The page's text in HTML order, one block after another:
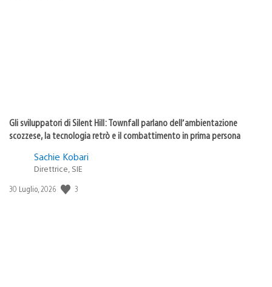
Gli sviluppatori di Silent Hill: Townfall parlano dell’ambientazione
scozzese, la tecnologia retrò e il combattimento in prima persona
Sachie Kobari
Direttrice, SIE
Data
30 Luglio, 2026 3